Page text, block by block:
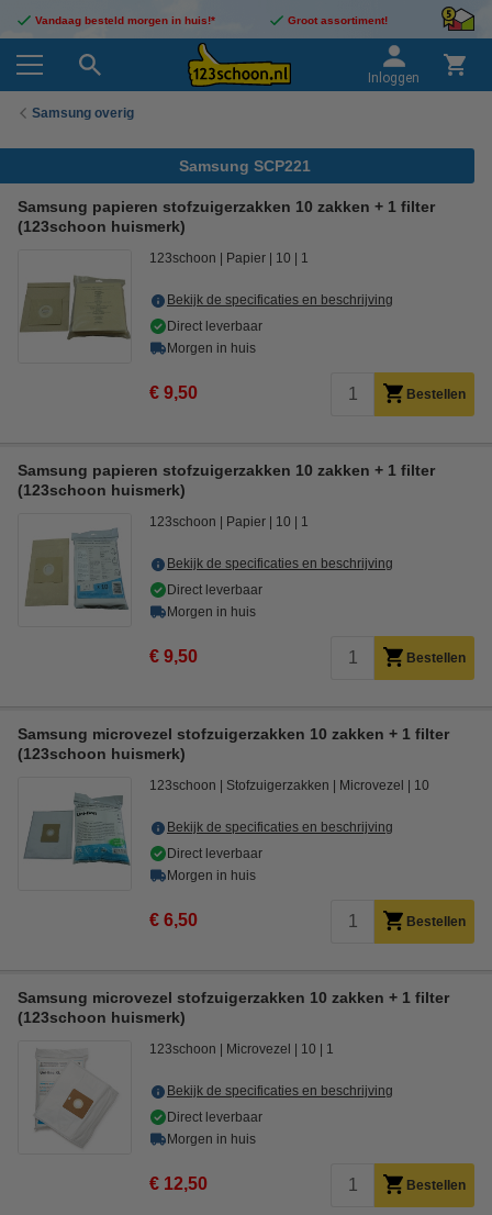
Vandaag besteld morgen in huis!* Groot assortiment!
Inloggen
Samsung overig
Samsung SCP221
Samsung papieren stofzuigerzakken 10 zakken + 1 filter
(123schoon huismerk)
123schoon Papier 10 1
Bekijk de specificaties en beschrijving
Direct leverbaar
Morgen in huis
€ 9,50 Bestellen
Samsung papieren stofzuigerzakken 10 zakken + 1 filter
(123schoon huismerk)
123schoon Papier 10 1
Bekijk de specificaties en beschrijving
Direct leverbaar
Morgen in huis
€ 9,50 Bestellen
Samsung microvezel stofzuigerzakken 10 zakken + 1 filter
(123schoon huismerk)
123schoon Stofzuigerzakken Microvezel 10
Bekijk de specificaties en beschrijving
Direct leverbaar
Morgen in huis
€ 6,50 Bestellen
Samsung microvezel stofzuigerzakken 10 zakken + 1 filter
(123schoon huismerk)
123schoon Microvezel 10 1
Bekijk de specificaties en beschrijving
Direct leverbaar
Morgen in huis
€ 12,50 Bestellen